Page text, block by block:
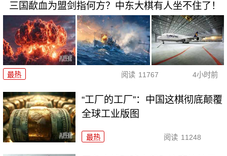
三国歃血为盟剑指何方？中东大棋有人坐不住了！
最热 阅读 11767 4小时前
“工厂的工厂”：中国这棋彻底颠覆
全球工业版图
最热 阅读 11248